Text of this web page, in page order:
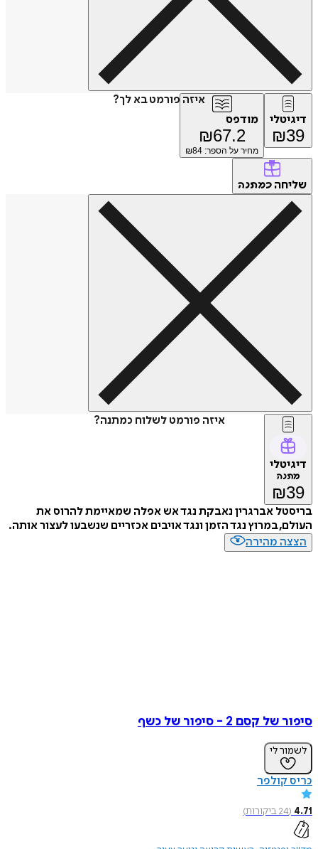
איזה פורמט בא לך?
דיגיטלי
₪39
מודפס
₪67.2
מחיר על הספר: ₪ 84
שליחה כמתנה
איזה פורמט לשלוח כמתנה?
דיגיטלי
מתנה
₪39
בריסטל אברגרין נאבקת נגד אש אפלה שמאיימת להרוס את
העולם, במרוץ נגד הזמן ונגד אויבים אכזריים שנשבעו לעצור אותה.
הצצה מהירה
סיפור של קסם 2 - סיפור של כשף
לשמור לי
כריס קולפר
4.71
(
24ביקורות)